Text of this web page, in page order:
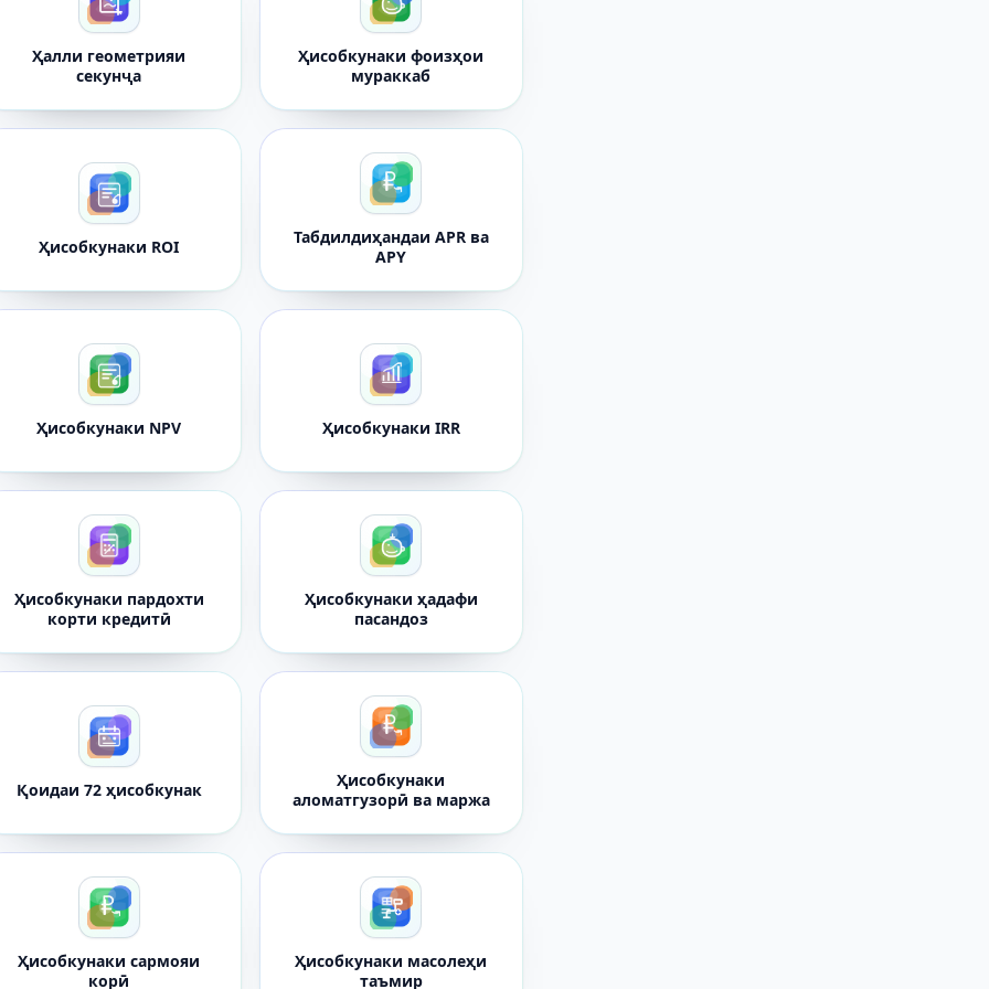
Ҳалли геометрияи
секунҷа
Ҳисобкунаки фоизҳои
мураккаб
Ҳисобкунаки ROI
Табдилдиҳандаи APR ва
APY
Ҳисобкунаки NPV Ҳисобкунаки IRR
Ҳисобкунаки пардохти
корти кредитӣ
Ҳисобкунаки ҳадафи
пасандоз
Қоидаи 72 ҳисобкунак
Ҳисобкунаки
аломатгузорӣ ва маржа
Ҳисобкунаки сармояи
корӣ
Ҳисобкунаки масолеҳи
таъмир